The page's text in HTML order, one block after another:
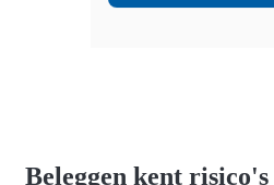
Beleggen kent risico's